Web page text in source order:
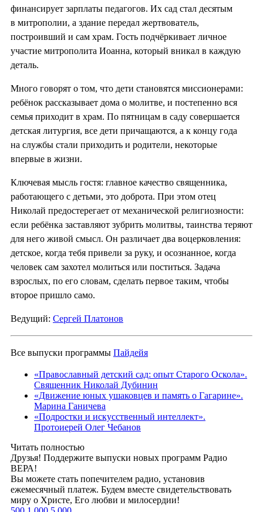
финансирует зарплаты педагогов. Их сад стал десятым
в митрополии, а здание передал жертвователь,
построивший и сам храм. Гость подчёркивает личное
участие митрополита Иоанна, который вникал в каждую
деталь.
Много говорят о том, что дети становятся миссионерами:
ребёнок рассказывает дома о молитве, и постепенно вся
семья приходит в храм. По пятницам в саду совершается
детская литургия, все дети причащаются, а к концу года
на службы стали приходить и родители, некоторые
впервые в жизни.
Ключевая мысль гостя: главное качество священника,
работающего с детьми, это доброта. При этом отец
Николай предостерегает от механической религиозности:
если ребёнка заставляют зубрить молитвы, таинства теряют
для него живой смысл. Он различает два воцерковления:
детское, когда тебя привели за руку, и осознанное, когда
человек сам захотел молиться или поститься. Задача
взрослых, по его словам, сделать первое таким, чтобы
второе пришло само.
Ведущий: Сергей Платонов
Все выпуски программы Пайдейя
«Православный детский сад: опыт Старого Оскола».
Священник Николай Дубинин
«Движение юных ушаковцев и память о Гагарине».
Марина Ганичева
«Подростки и искусственный интеллект».
Протоиерей Олег Чебанов
Читать полностью
Друзья! Поддержите выпуски новых программ Радио
ВЕРА!
Вы можете стать попечителем радио, установив
ежемесячный платеж. Будем вместе свидетельствовать
миру о Христе, Его любви и милосердии!